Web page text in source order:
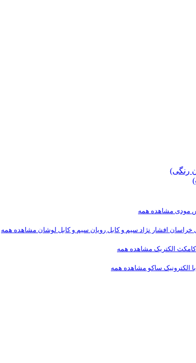
رنگی)
مودی مشاهده همه
خراسان افشار نژاد سیم و کابل رویان سیم و کابل لوشان مشاهده همه
کامکث الکتریک مشاهده همه
الکترونیک ساکو مشاهده همه